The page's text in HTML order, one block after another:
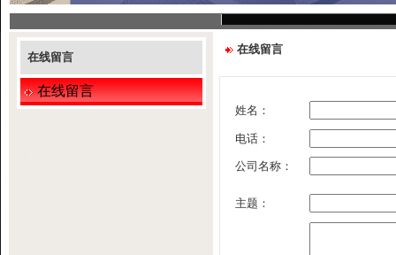
在线留言
在线留言
在线留言
姓名：
电话：
公司名称：
主题：